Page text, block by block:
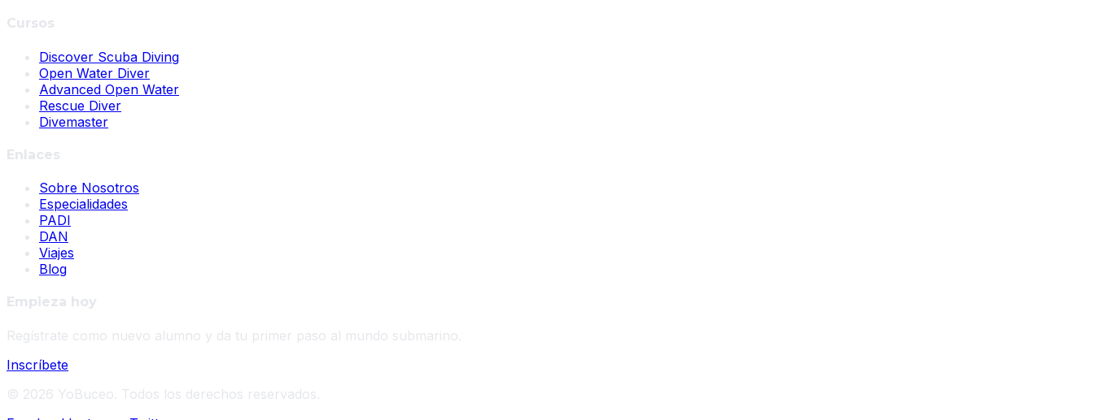
Cursos
Discover Scuba Diving
Open Water Diver
Advanced Open Water
Rescue Diver
Divemaster
Enlaces
Sobre Nosotros
Especialidades
PADI
DAN
Viajes
Blog
Empieza hoy
Regístrate como nuevo alumno y da tu primer paso al mundo submarino.
Inscríbete
© 2026 YoBuceo. Todos los derechos reservados.